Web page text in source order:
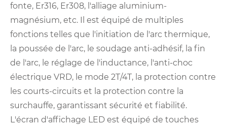
fonte, Er316, Er308, l'alliage aluminium-
magnésium, etc. Il est équipé de multiples
fonctions telles que l'initiation de l'arc thermique,
la poussée de l'arc, le soudage anti-adhésif, la fin
de l'arc, le réglage de l'inductance, l'anti-choc
électrique VRD, le mode 2T/4T, la protection contre
les courts-circuits et la protection contre la
surchauffe, garantissant sécurité et fiabilité.
L'écran d'affichage LED est équipé de touches